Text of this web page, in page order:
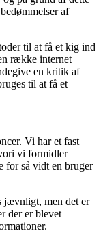
af
til at få et kig ind
række internet
en kritik af
til at få et
Vi har et fast
vi formidler
for så vidt en bruger
jævnligt, men det er
der er blevet